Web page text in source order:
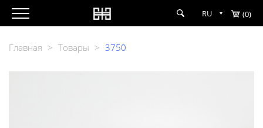
RU (0)
Главная > Товары > 3750